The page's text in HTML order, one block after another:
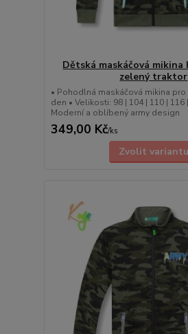
Dětská maskáčová mikina
zelený traktor
• Pohodlná maskáčová mikina
den • Velikosti: 98 | 104 | 110 | 116
Moderní a oblíbený army design
349,00 Kč/ks
Zvolit variantu